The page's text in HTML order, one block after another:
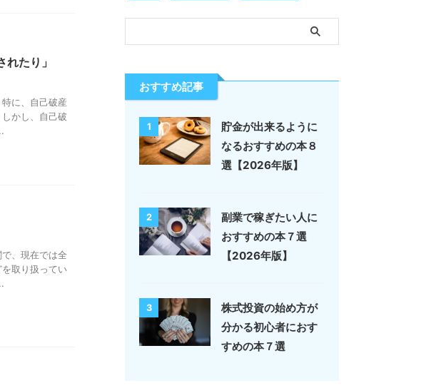
たり」
に、自己破産
かし、自己破
、現在では全
取り扱ってい
おすすめ記事
1
貯金が出来るように
なるおすすめの本８
選【2026年版】
2
副業で稼ぎたい人に
おすすめの本７選
【2026年版】
3
株式投資の始め方が
分かる初心者におす
すめの本７選